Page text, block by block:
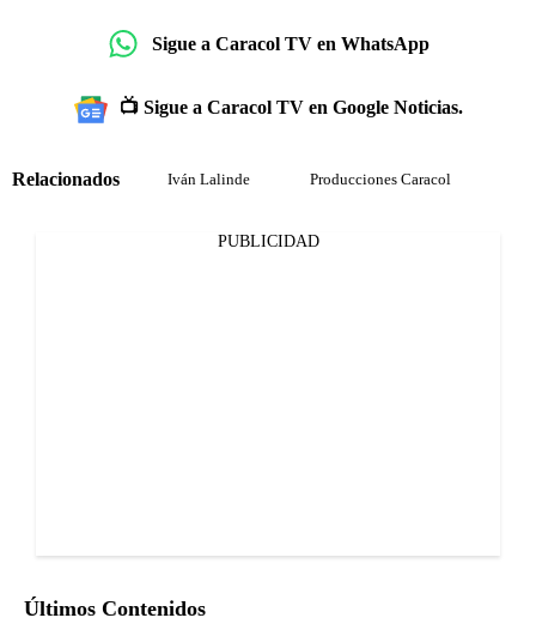
Sigue a Caracol TV en WhatsApp
📺 Sigue a Caracol TV en Google Noticias.
Relacionados Iván Lalinde Producciones Caracol
PUBLICIDAD
Últimos Contenidos